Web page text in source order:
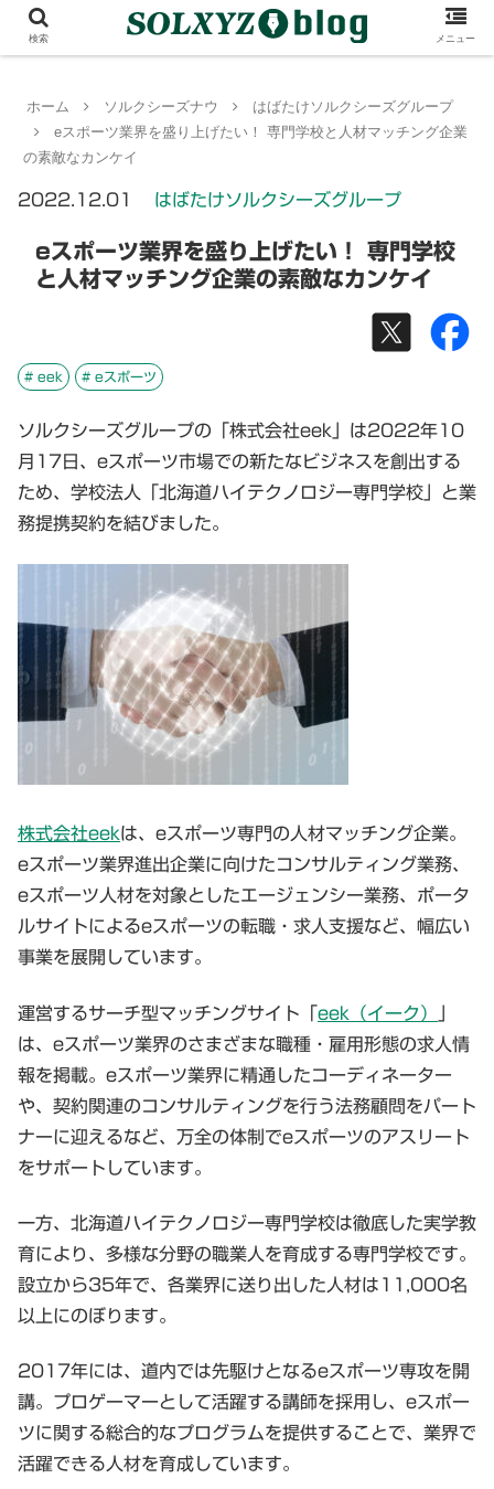
ホーム ソルクシーズナウ
はばたけソルクシーズグループ
eスポーツ業界を盛り上げたい！ 専門学校と人材マッチング企業
の素敵なカンケイ
2022.12.01 はばたけソルクシーズグループ
eスポーツ業界を盛り上げたい！ 専門学校
と人材マッチング企業の素敵なカンケイ
# eek # eスポーツ
ソルクシーズグループの「株式会社eek」は2022年10
月17日、eスポーツ市場での新たなビジネスを創出する
ため、学校法人「北海道ハイテクノロジー専門学校」と業
務提携契約を結びました。
株式会社eekは、eスポーツ専門の人材マッチング企業。
eスポーツ業界進出企業に向けたコンサルティング業務、
eスポーツ人材を対象としたエージェンシー業務、ポータ
ルサイトによるeスポーツの転職・求人支援など、幅広い
事業を展開しています。
運営するサーチ型マッチングサイト「eek（イーク）
は、eスポーツ業界のさまざまな職種・雇用形態の求人情
報を掲載。eスポーツ業界に精通したコーディネーター
や、契約関連のコンサルティングを行う法務顧問をパート
ナーに迎えるなど、万全の体制でeスポーツのアスリート
をサポートしています。
一方、北海道ハイテクノロジー専門学校は徹底した実学教
育により、多様な分野の職業人を育成する専門学校です。
設立から35年で、各業界に送り出した人材は11,000名
以上にのぼります。
2017年には、道内では先駆けとなるeスポーツ専攻を開
講。プロゲーマーとして活躍する講師を採用し、eスポー
ツに関する総合的なプログラムを提供することで、業界で
活躍できる人材を育成しています。
検索 メニュー